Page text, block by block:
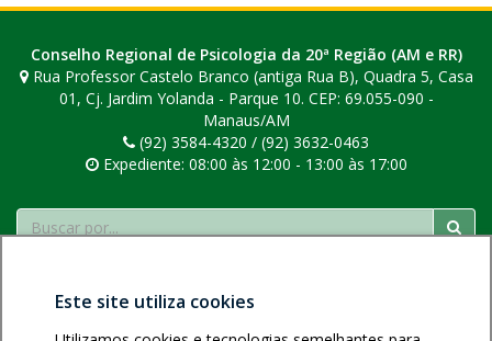
a
e
l
.
Conselho Regional de Psicologia da 20ª Região (AM e RR)
Rua Professor Castelo Branco (antiga Rua B), Quadra 5, Casa
01, Cj. Jardim Yolanda - Parque 10. CEP: 69.055-090 -
Manaus/AM
(92) 3584-4320 / (92) 3632-0463
Expediente: 08:00 às 12:00 - 13:00 às 17:00
Buscar
Este site utiliza cookies